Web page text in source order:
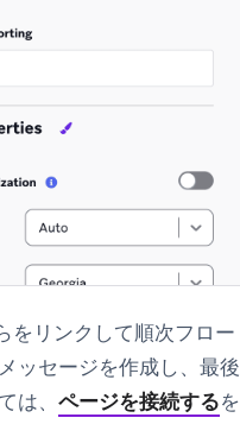
をリンクして順次フロー
ッセージを作成し、最後
は、 ページを接続するを